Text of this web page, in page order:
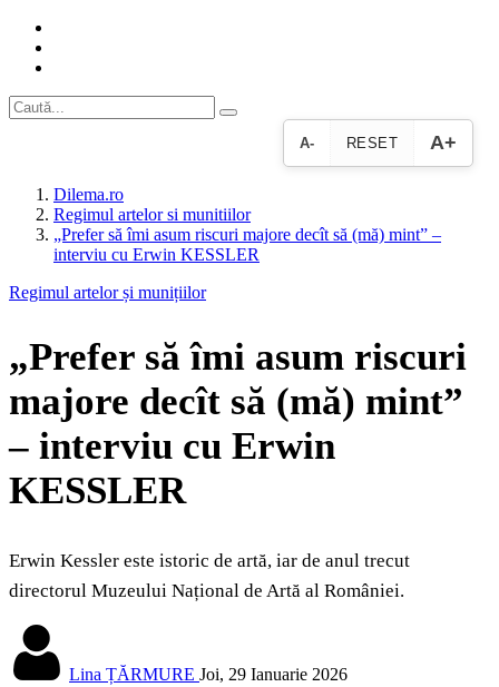
A- RESET A+
Dilema.ro
Regimul artelor si munitiilor
„Prefer să îmi asum riscuri majore decît să (mă) mint” –
interviu cu Erwin KESSLER
Regimul artelor și munițiilor
„Prefer să îmi asum riscuri
majore decît să (mă) mint”
– interviu cu Erwin
KESSLER
Erwin Kessler este istoric de artă, iar de anul trecut
directorul Muzeului Național de Artă al României.
Lina ȚĂRMURE Joi, 29 Ianuarie 2026